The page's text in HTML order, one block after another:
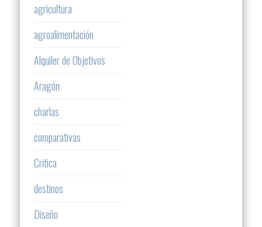
agricultura
agroalimentación
Alquiler de Objetivos
Aragón
charlas
comparativas
Critica
destinos
Diseño